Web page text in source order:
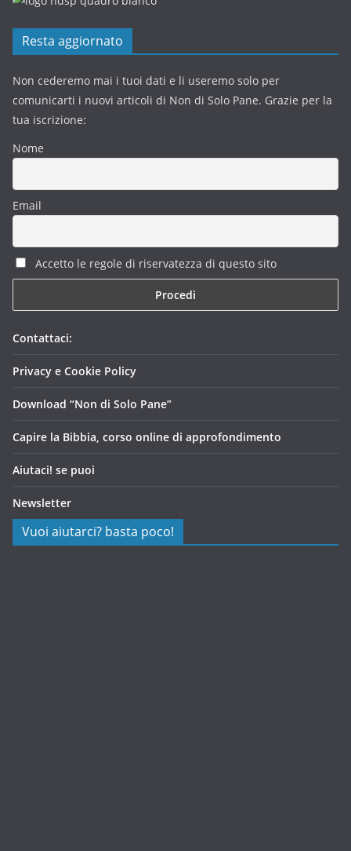
Resta aggiornato
Non cederemo mai i tuoi dati e li useremo solo per
comunicarti i nuovi articoli di Non di Solo Pane. Grazie per la
tua iscrizione:
Nome
Email
Accetto le regole di riservatezza di questo sito
Contattaci:
Privacy e Cookie Policy
Download “Non di Solo Pane”
Capire la Bibbia, corso online di approfondimento
Aiutaci! se puoi
Newsletter
Vuoi aiutarci? basta poco!